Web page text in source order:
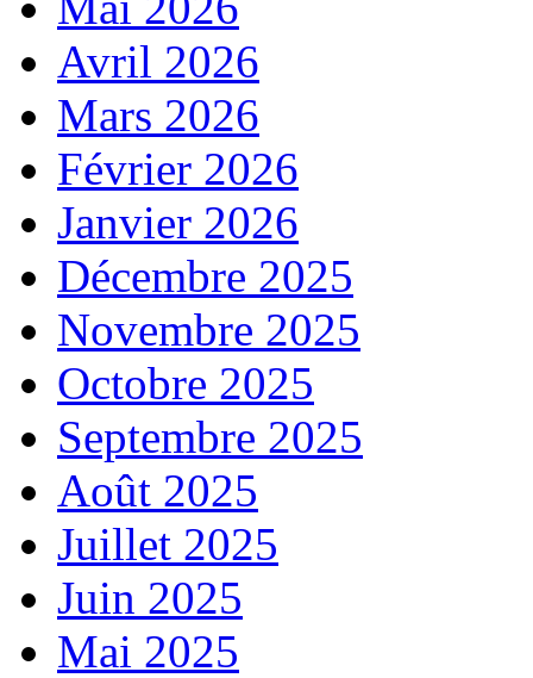
Avril 2026
Mars 2026
Février 2026
Janvier 2026
Décembre 2025
Novembre 2025
Octobre 2025
Septembre 2025
Août 2025
Juillet 2025
Juin 2025
Mai 2025